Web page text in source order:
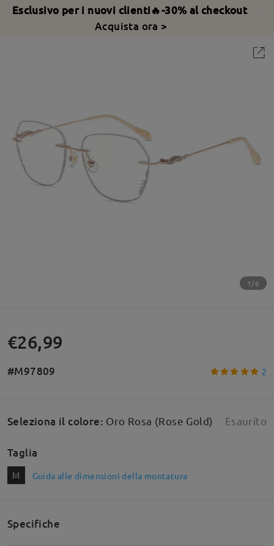
Esclusivo per i nuovi clienti🔥-30% al checkout
Acquista ora >
1/6
€26,99
#M97809 2
Seleziona il colore: Oro Rosa (Rose Gold) Esaurito
Taglia
M Guida alle dimensioni della montatura
Specifiche